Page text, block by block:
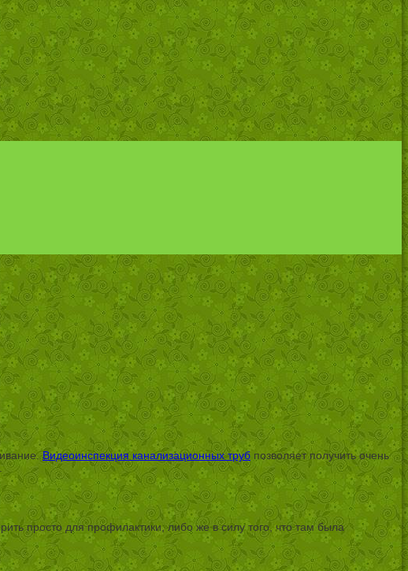
Видеоинспекция канализационных труб позволяет получить очень
просто для профилактики, либо же в силу того, что там была